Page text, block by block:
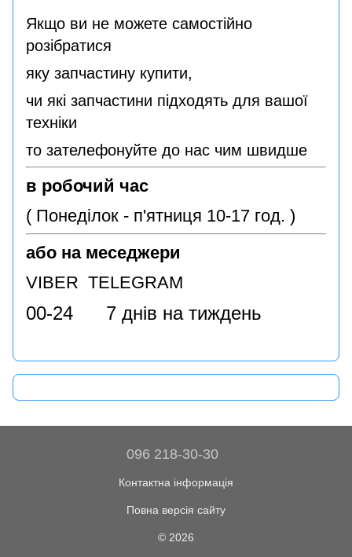
Якщо ви не можете самостійно
розібратися
яку запчастину купити,
чи які запчастини підходять для вашої
техніки
то зателефонуйте до нас чим швидше
в робочий час
( Понеділок - п'ятниця 10-17 год. )
або на меседжери
VIBER TELEGRAM
00-24 7 днів на тиждень
096 218-30-30
Контактна інформація
Повна версія сайту
© 2026